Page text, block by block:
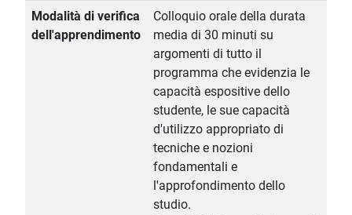
Modalità di verifica
dell'apprendimento
Colloquio orale della durata
media di 30 minuti su
argomenti di tutto il
programma che evidenzia le
capacità espositive dello
studente, le sue capacità
d'utilizzo appropriato di
tecniche e nozioni
fondamentali e
l'approfondimento dello
studio.